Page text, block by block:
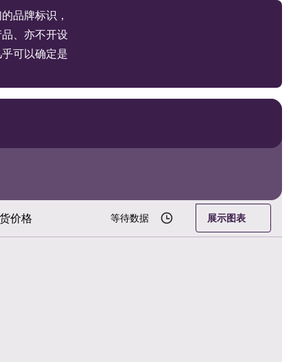
品牌标识，
、亦不开设
可以确定是
价格 等待数据 展示图表